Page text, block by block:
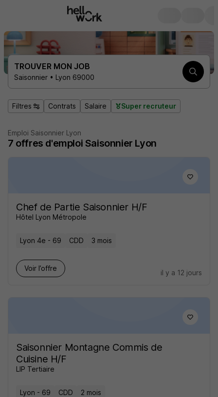
TROUVER MON JOB
Saisonnier • Lyon 69000
Filtres Contrats Salaire Super recruteur
Emploi Saisonnier Lyon
7 offres d'emploi Saisonnier Lyon
Chef de Partie Saisonnier H/F
Hôtel Lyon Métropole
Lyon 4e - 69 CDD 3 mois
Voir l’offre
il y a 12 jours
Saisonnier Montagne Commis de
Cuisine H/F
LIP Tertiaire
Lyon - 69 CDD 2 mois